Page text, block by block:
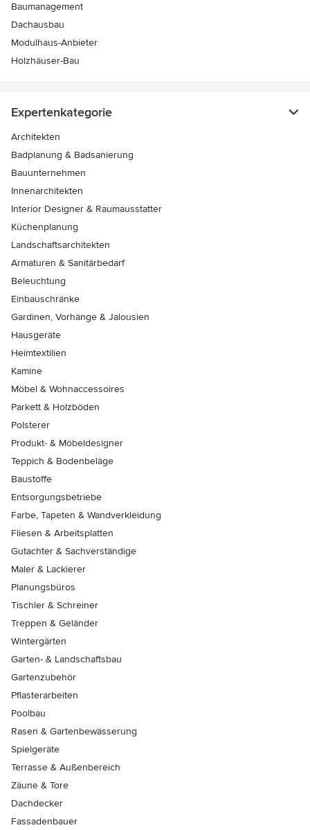
Baumanagement
Dachausbau
Modulhaus-Anbieter
Holzhäuser-Bau
Expertenkategorie
Architekten
Badplanung & Badsanierung
Bauunternehmen
Innenarchitekten
Interior Designer & Raumausstatter
Küchenplanung
Landschaftsarchitekten
Armaturen & Sanitärbedarf
Beleuchtung
Einbauschränke
Gardinen, Vorhänge & Jalousien
Hausgeräte
Heimtextilien
Kamine
Möbel & Wohnaccessoires
Parkett & Holzböden
Polsterer
Produkt- & Möbeldesigner
Teppich & Bodenbeläge
Baustoffe
Entsorgungsbetriebe
Farbe, Tapeten & Wandverkleidung
Fliesen & Arbeitsplatten
Gutachter & Sachverständige
Maler & Lackierer
Planungsbüros
Tischler & Schreiner
Treppen & Geländer
Wintergärten
Garten- & Landschaftsbau
Gartenzubehör
Pflasterarbeiten
Poolbau
Rasen & Gartenbewässerung
Spielgeräte
Terrasse & Außenbereich
Zäune & Tore
Dachdecker
Fassadenbauer